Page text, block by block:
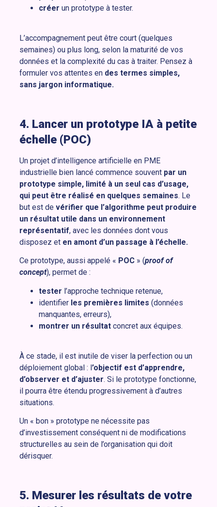
créer un prototype à tester.
L’accompagnement peut être court (quelques
semaines) ou plus long, selon la maturité de vos
données et la complexité du cas à traiter. Pensez à
formuler vos attentes en des termes simples,
sans jargon informatique.
4. Lancer un prototype IA à petite
échelle (POC)
Un projet d’intelligence artificielle en PME
industrielle bien lancé commence souvent par un
prototype simple, limité à un seul cas d’usage,
qui peut être réalisé en quelques semaines. Le
but est de vérifier que l’algorithme peut produire
un résultat utile dans un environnement
représentatif, avec les données dont vous
disposez et en amont d’un passage à l’échelle.
Ce prototype, aussi appelé « POC » (proof of
concept), permet de :
tester l’approche technique retenue,
identifier les premières limites (données
manquantes, erreurs),
montrer un résultat concret aux équipes.
À ce stade, il est inutile de viser la perfection ou un
déploiement global : l’objectif est d’apprendre,
d’observer et d’ajuster. Si le prototype fonctionne,
il pourra être étendu progressivement à d’autres
situations.
Un « bon » prototype ne nécessite pas
d’investissement conséquent ni de modifications
structurelles au sein de l’organisation qui doit
dérisquer.
5. Mesurer les résultats de votre